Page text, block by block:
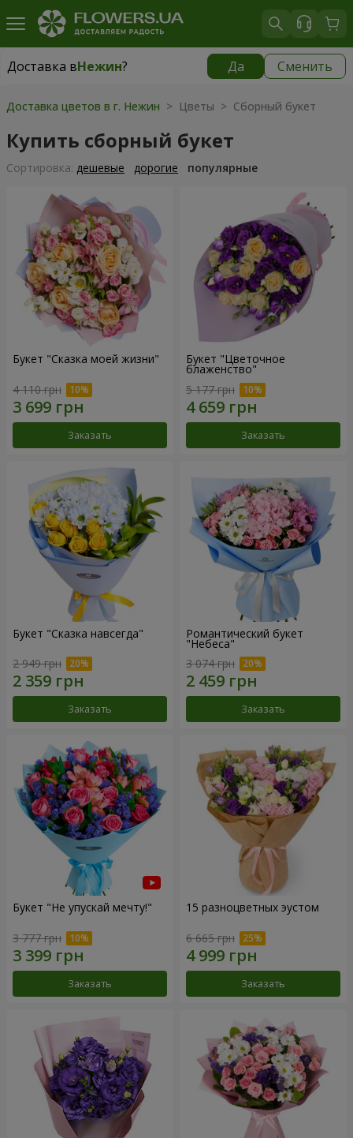
Доставка вНежин? Да Сменить
Доставка вНежин|
Доставка цветов в г. Нежин > Цветы > Сборный букет
Купить сборный букет
Cортировка: дешевые дорогие популярные
Букет "Сказка моей жизни"
4 110 грн
Заказать
Букет "Цветочное
блаженство"
5 177 грн
Заказать
Букет "Сказка навсегда"
2 949 грн
Заказать
Романтический букет
"Небеса"
3 074 грн
Заказать
Букет "Не упускай мечту!"
3 777 грн
Заказать
15 разноцветных эустом
6 665 грн
Заказать